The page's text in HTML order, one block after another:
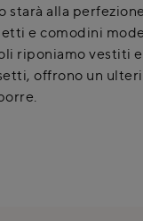
starà alla
e comodini
riponiamo vestiti
offrono un